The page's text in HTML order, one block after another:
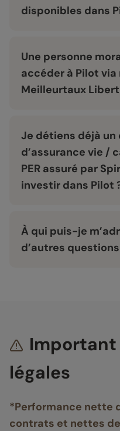
disponibles dans
Une personne
accéder à Pilot
Meilleurtaux
Je détiens déjà
d’assurance vie /
PER assuré par
investir dans Pilot
À qui puis-je
d’autres
légales
*Performance nette
contrats et nettes